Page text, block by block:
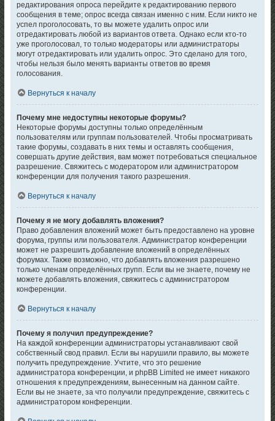
редактирования опроса перейдите к редактированию первого
сообщения в теме; опрос всегда связан именно с ним. Если никто не
успел проголосовать, то вы можете удалить опрос или
отредактировать любой из вариантов ответа. Однако если кто-то
уже проголосовал, то только модераторы или администраторы
могут отредактировать или удалить опрос. Это сделано для того,
чтобы нельзя было менять варианты ответов во время
голосования.
Вернуться к началу
Почему мне недоступны некоторые форумы?
Некоторые форумы доступны только определённым
пользователям или группам пользователей. Чтобы просматривать
такие форумы, создавать в них темы и оставлять сообщения,
совершать другие действия, вам может потребоваться специальное
разрешение. Свяжитесь с модератором или администратором
конференции для получения такого разрешения.
Вернуться к началу
Почему я не могу добавлять вложения?
Право добавления вложений может быть предоставлено на уровне
форума, группы или пользователя. Администратор конференции
может не разрешить добавление вложений в определённых
форумах. Также возможно, что добавлять вложения разрешено
только членам определённых групп. Если вы не знаете, почему не
можете добавлять вложения, свяжитесь с администратором
конференции.
Вернуться к началу
Почему я получил предупреждение?
На каждой конференции администраторы устанавливают свой
собственный свод правил. Если вы нарушили правило, вы можете
получить предупреждение. Учтите, что это решение
администратора конференции, и phpBB Limited не имеет никакого
отношения к предупреждениям, вынесенным на данном сайте.
Если вы не знаете, за что получили предупреждение, свяжитесь с
администратором конференции.